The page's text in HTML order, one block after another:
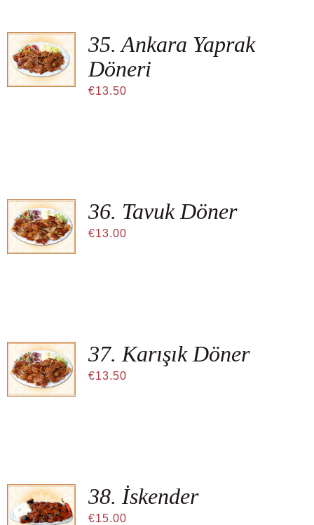
Datenschutz
35. Ankara Yaprak
Döneri
€13.50
36. Tavuk Döner
€13.00
37. Karışık Döner
€13.50
38. İskender
€15.00